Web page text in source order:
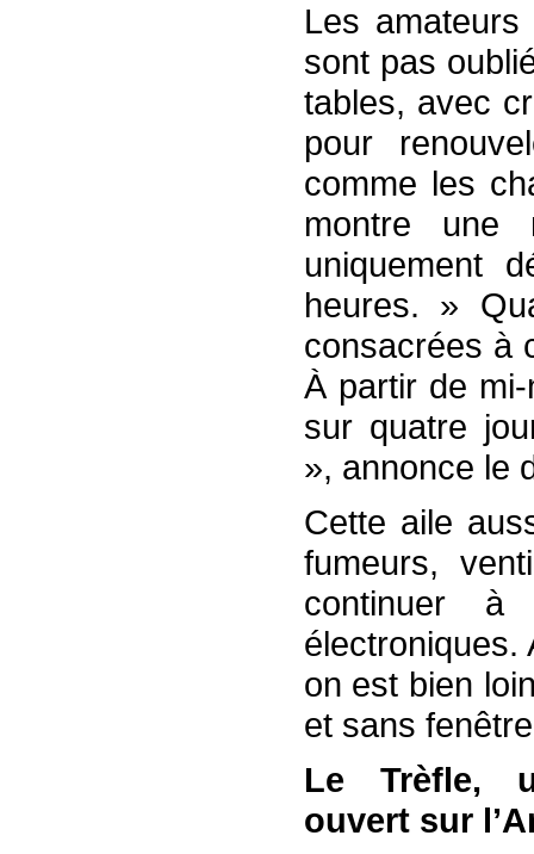
Les
sont pas
tables, avec
pour
comme les
montre une
uniquement
heures. »
consacrées à
À partir de
sur quatre
», annonce le
Cette aile
fumeurs,
continuer à
on est bien
et sans
Le Trèfle,
ouvert sur